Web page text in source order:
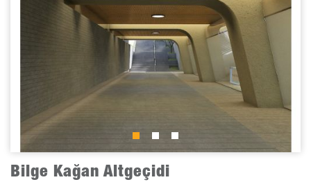
Bilge Kağan Altgeçidi